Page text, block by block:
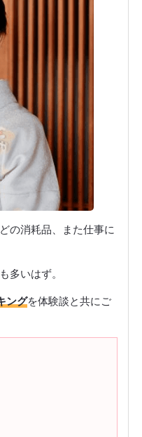
の消耗品、また仕事に
多いはず。
ングを体験談と共にご